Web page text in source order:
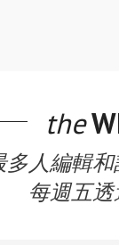
the
多人編輯
每週五